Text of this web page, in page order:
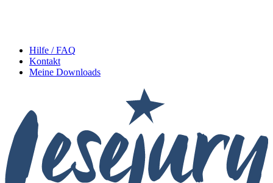
Hilfe / FAQ
Kontakt
Meine Downloads